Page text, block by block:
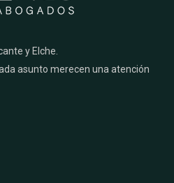
y Elche.
asunto merecen una atención